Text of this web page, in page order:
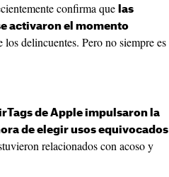
confirma que las
activaron el momento
delincuentes. Pero no siempre es
de Apple impulsaron la
de elegir usos equivocados
relacionados con acoso y